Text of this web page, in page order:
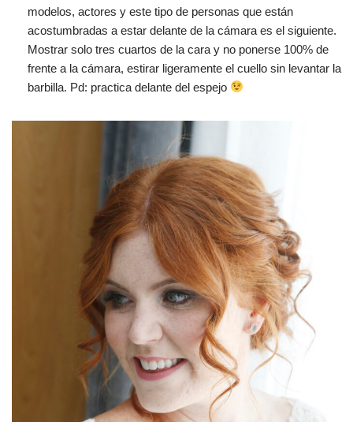
modelos, actores y este tipo de personas que están
acostumbradas a estar delante de la cámara es el siguiente.
Mostrar solo tres cuartos de la cara y no ponerse 100% de
frente a la cámara, estirar ligeramente el cuello sin levantar la
barbilla. Pd: practica delante del espejo